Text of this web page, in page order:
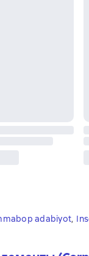
adabiyot,